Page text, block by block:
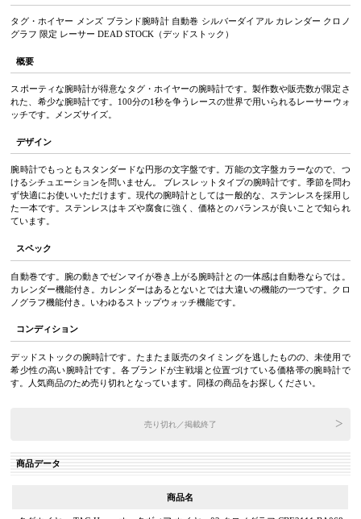
タグ・ホイヤー メンズ ブランド腕時計 自動巻 シルバーダイアル カレンダー クロノ
グラフ 限定 レーサー DEAD STOCK（デッドストック）
概要
スポーティな腕時計が得意なタグ・ホイヤーの腕時計です。製作数や販売数が限定さ
れた、希少な腕時計です。100分の1秒を争うレースの世界で用いられるレーサーウォ
ッチです。メンズサイズ。
デザイン
腕時計でもっともスタンダードな円形の文字盤です。万能の文字盤カラーなので、つ
けるシチュエーションを問いません。 ブレスレットタイプの腕時計です。季節を問わ
ず快適にお使いいただけます。現代の腕時計としては一般的な、ステンレスを採用し
た一本です。ステンレスはキズや腐食に強く、価格とのバランスが良いことで知られ
ています。
スペック
自動巻です。腕の動きでゼンマイが巻き上がる腕時計との一体感は自動巻ならでは。
カレンダー機能付き。カレンダーはあるとないとでは大違いの機能の一つです。クロ
ノグラフ機能付き。いわゆるストップウォッチ機能です。
コンディション
デッドストックの腕時計です。たまたま販売のタイミングを逃したものの、未使用で
希少性の高い腕時計です。各ブランドが主戦場と位置づけている価格帯の腕時計で
す。人気商品のため売り切れとなっています。同様の商品をお探しください。
売り切れ／掲載終了
商品データ
商品名